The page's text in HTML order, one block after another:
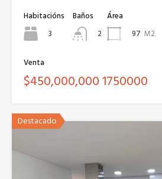
Habitacións
3
Baños
2
Área
97 M2
Venta
$450,000,000 1750000
Destacado